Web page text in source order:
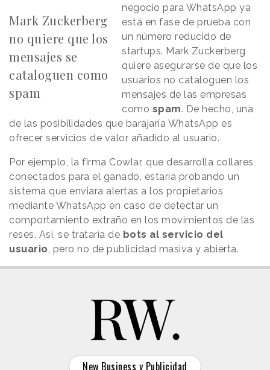
Mark Zuckerberg
no quiere que los
mensajes se
cataloguen como
spam
negocio para WhatsApp ya
está en fase de prueba con
un número reducido de
startups. Mark Zuckerberg
quiere asegurarse de que los
usuarios no cataloguen los
mensajes de las empresas
como spam. De hecho, una
de las posibilidades que barajaría WhatsApp es
ofrecer servicios de valor añadido al usuario.
Por ejemplo, la firma Cowlar, que desarrolla collares
conectados para el ganado, estaría probando un
sistema que enviara alertas a los propietarios
mediante WhatsApp en caso de detectar un
comportamiento extraño en los movimientos de las
reses. Así, se trataría de bots al servicio del
usuario, pero no de publicidad masiva y abierta.
New Business y Publicidad